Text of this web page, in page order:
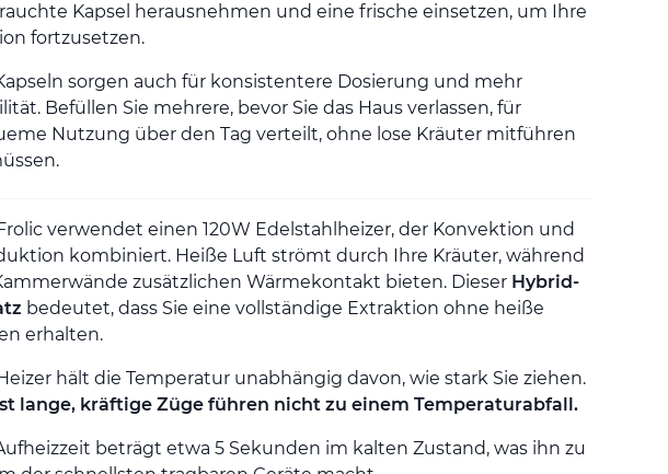
Kapsel herausnehmen und eine frische einsetzen, um Ihre
fortzusetzen.
sorgen auch für konsistentere Dosierung und mehr
Befüllen Sie mehrere, bevor Sie das Haus verlassen, für
Nutzung über den Tag verteilt, ohne lose Kräuter mitführen
verwendet einen 120W Edelstahlheizer, der Konvektion und
kombiniert. Heiße Luft strömt durch Ihre Kräuter, während
zusätzlichen Wärmekontakt bieten. Dieser Hybrid-
bedeutet, dass Sie eine vollständige Extraktion ohne heiße
erhalten.
hält die Temperatur unabhängig davon, wie stark Sie ziehen.
lange, kräftige Züge führen nicht zu einem Temperaturabfall.
beträgt etwa 5 Sekunden im kalten Zustand, was ihn zu